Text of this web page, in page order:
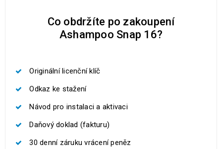
Co obdržíte po zakoupení
Ashampoo Snap 16?
Originální licenční klíč
Odkaz ke stažení
Návod pro instalaci a aktivaci
Daňový doklad (fakturu)
30 denní záruku vrácení peněz